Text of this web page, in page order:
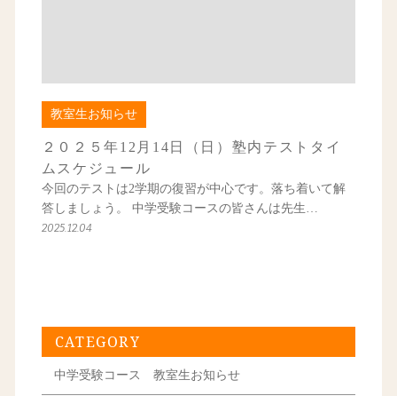
教室生お知らせ
２０２５年12月14日（日）塾内テストタイ
ムスケジュール
今回のテストは2学期の復習が中心です。落ち着いて解
答しましょう。 中学受験コースの皆さんは先生…
2025.12.04
CATEGORY
中学受験コース 教室生お知らせ